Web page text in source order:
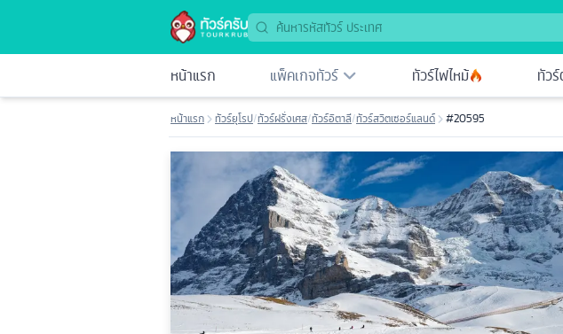
หน้าแรก แพ็คเกจทัวร์ ทัวร์ไฟไหม้ ทัว
หน้าแรก ทัวร์ยุโรป/ทัวร์ฝรั่งเศส/ทัวร์อิตาลี/ทัวร์สวิตเซอร์แลนด์ #20595